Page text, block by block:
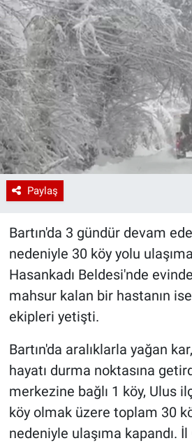
Paylaş
Bartın'da 3 gündür devam
nedeniyle 30 köy yolu
Hasankadı Beldesi'nde
mahsur kalan bir hastanın ise
ekipleri yetişti.
Bartın'da aralıklarla yağan
hayatı durma noktasına
merkezine bağlı 1 köy, Ulus
köy olmak üzere toplam 30
nedeniyle ulaşıma kapandı.